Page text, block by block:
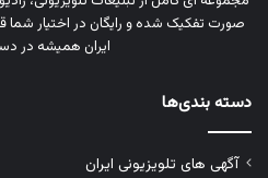
صورت تفکیک‌ شده و رایگان در اختیار شما
ایران همیشه در
دسته بندی‌ها
آگهی های تلویزیونی ایران